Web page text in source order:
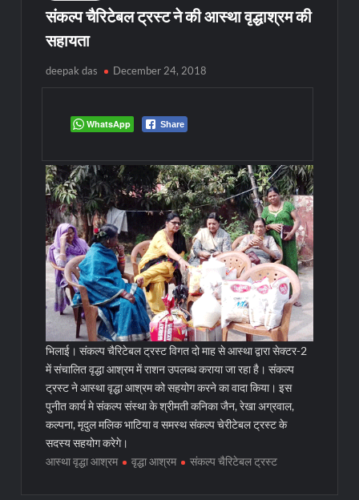
संकल्प चैरिटेबल ट्रस्ट ने की आस्था वृद्धाश्रम की
सहायता
deepak das December 24, 2018
WhatsApp Share
भिलाई। संकल्प चैरिटेबल ट्रस्ट विगत दो माह से आस्था द्वारा सेक्टर-2
में संचालित वृद्धा आश्रम में राशन उपलब्ध कराया जा रहा है। संकल्प
ट्रस्ट ने आस्था वृद्धा आश्रम को सहयोग करने का वादा किया। इस
पुनीत कार्य मे संकल्प संस्था के श्रीमती कनिका जैन, रेखा अग्रवाल,
कल्पना, मृदुल मलिक भाटिया व समस्थ संकल्प चेरीटेबल ट्रस्ट के
सदस्य सहयोग करेगे।
आस्था वृद्धा आश्रम
वृद्धा आश्रम संकल्प चैरिटेबल ट्रस्ट